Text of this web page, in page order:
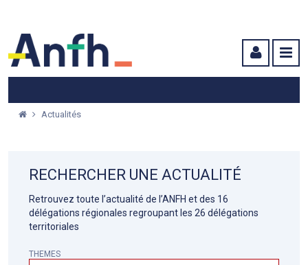
Actualités
RECHERCHER UNE ACTUALITÉ
Retrouvez toute l’actualité de l’ANFH et des 16
délégations régionales regroupant les 26 délégations
territoriales
THEMES